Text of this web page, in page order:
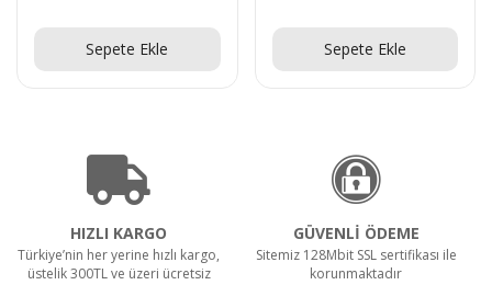
Sepete Ekle
Sepete Ekle
HIZLI KARGO
Türkiye’nin her yerine hızlı kargo,
üstelik 300TL ve üzeri ücretsiz
GÜVENLİ ÖDEME
Sitemiz 128Mbit SSL sertifikası ile
korunmaktadır